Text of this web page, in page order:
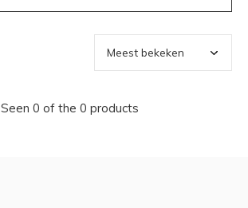
Seen 0 of the 0 products